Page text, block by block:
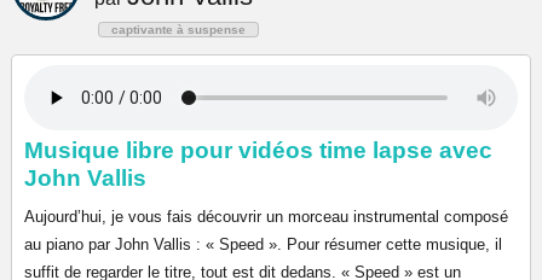
captivante à suspense
Musique libre pour vidéos time lapse avec
John Vallis
Aujourd’hui, je vous fais découvrir un morceau instrumental composé
au piano par John Vallis : « Speed ». Pour résumer cette musique, il
suffit de regarder le titre, tout est dit dedans. « Speed » est un